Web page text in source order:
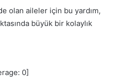
olan aileler için bu yardım,
büyük bir kolaylık
0]